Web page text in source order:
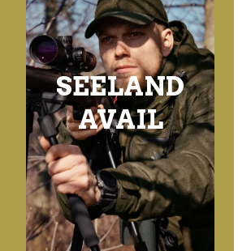
SEELAND
AVAIL